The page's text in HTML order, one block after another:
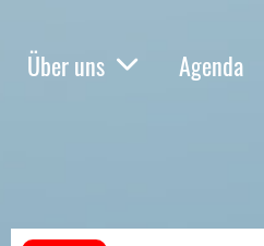
Über uns Agenda